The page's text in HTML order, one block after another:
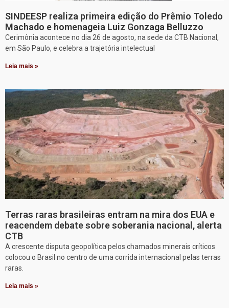
SINDEESP realiza primeira edição do Prêmio Toledo
Machado e homenageia Luiz Gonzaga Belluzzo
Cerimônia acontece no dia 26 de agosto, na sede da CTB Nacional,
em São Paulo, e celebra a trajetória intelectual
Leia mais »
Terras raras brasileiras entram na mira dos EUA e
reacendem debate sobre soberania nacional, alerta
CTB
A crescente disputa geopolítica pelos chamados minerais críticos
colocou o Brasil no centro de uma corrida internacional pelas terras
raras.
Leia mais »